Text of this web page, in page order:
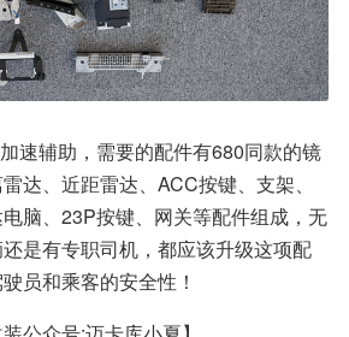
速辅助，需要的配件有680同款的镜
达、近距雷达、ACC按键、支架、
脑、23P按键、网关等配件组成，无
是有专职司机，都应该升级这项配
员和乘客的安全性！